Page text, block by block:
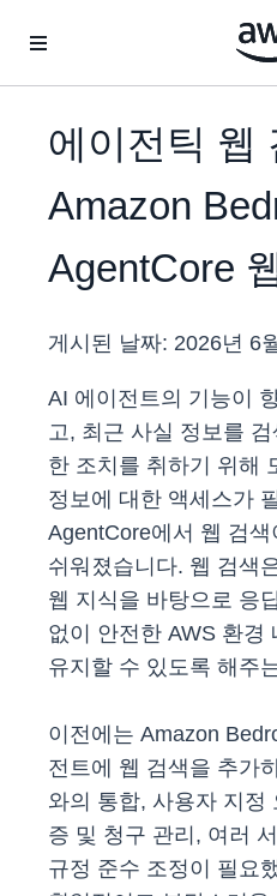
에이전틱 웹
Amazon
AgentCore
게시된 날짜: 2026년 6
AI 에이전트의 기능이
고, 최근 사실 정보를
한 조치를 취하기 위해
정보에 대한 액세스가
AgentCore에서 웹 검색
쉬워졌습니다. 웹 검색
웹 지식을 바탕으로 응
없이 안전한 AWS 환경
유지할 수 있도록 해주
이전에는 Amazon
전트에 웹 검색을 추가
와의 통합, 사용자 지정
증 및 청구 관리, 여러
규정 준수 조정이 필요